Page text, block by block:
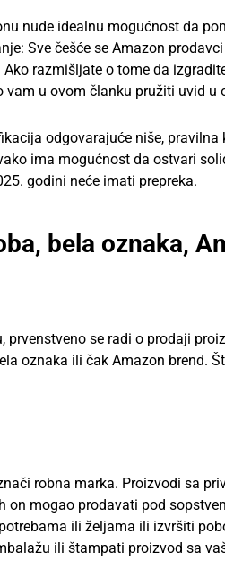
nude idealnu mogućnost da
Sve češće se Amazon
razmišljate o tome da
u ovom članku pružiti uvid u
odgovarajuće niše,
ima mogućnost da ostvari
godini neće imati prepreka.
bela oznaka,
prvenstveno se radi o prodaji
oznaka ili čak Amazon brend.
robna marka. Proizvodi sa
on mogao prodavati pod
ili željama ili izvršiti
ili štampati proizvod sa